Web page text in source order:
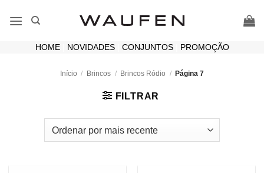
HOME| NOVIDADES| CONJUNTOS| PROMOÇÃO
Início / Brincos / Brincos Ródio / Página 7
FILTRAR